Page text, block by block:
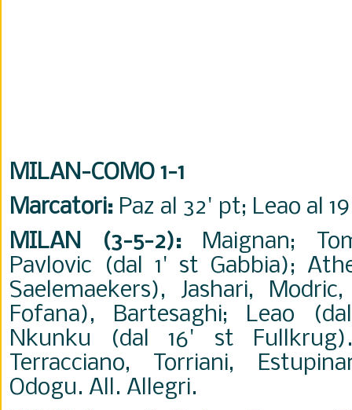
MILAN-COMO 1-1
Marcatori: Paz al 32' pt; Leao al
MILAN (3-5-2): Maignan;
Pavlovic (dal 1' st Gabbia);
Saelemaekers), Jashari,
Fofana), Bartesaghi; Leao
Nkunku (dal 16' st
Terracciano, Torriani,
Odogu. All. Allegri.